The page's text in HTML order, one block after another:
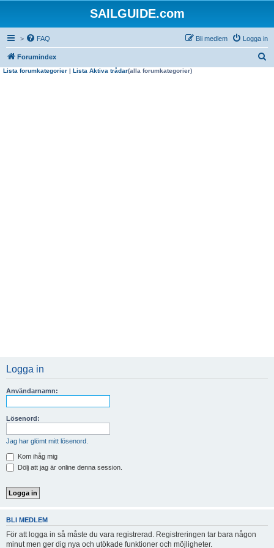
SAILGUIDE.com
> FAQ Logga in
Bli medlem
Forumindex
Lista forumkategorier | Lista Aktiva trådar(alla forumkategorier)
Logga in
Användarnamn:
Lösenord:
Jag har glömt mitt lösenord.
Kom ihåg mig
Dölj att jag är online denna session.
BLI MEDLEM
För att logga in så måste du vara registrerad. Registreringen tar bara någon
minut men ger dig nya och utökade funktioner och möjligheter.